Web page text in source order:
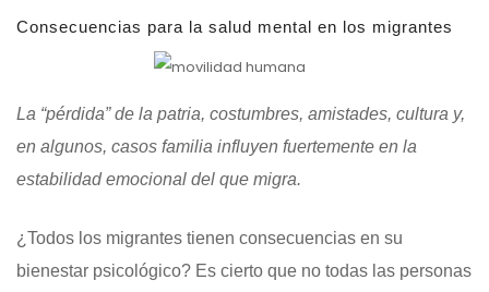
Consecuencias para la salud mental en los migrantes
La “pérdida” de la patria, costumbres, amistades, cultura y,
en algunos, casos familia influyen fuertemente en la
estabilidad emocional del que migra.
¿Todos los migrantes tienen consecuencias en su
bienestar psicológico? Es cierto que no todas las personas